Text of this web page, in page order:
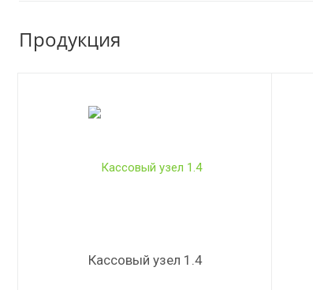
Продукция
Кассовый узел 1.4